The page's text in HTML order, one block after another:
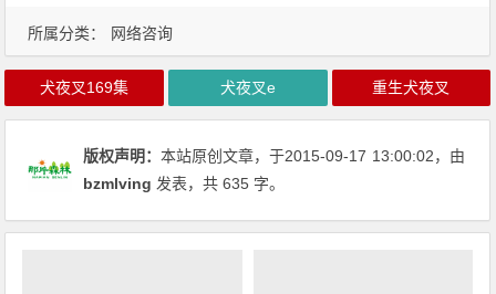
所属分类： 网络咨询
犬夜叉169集 犬夜叉e 重生犬夜叉
版权声明：本站原创文章，于2015-09-17 13:00:02，由
bzmlving 发表，共 635 字。